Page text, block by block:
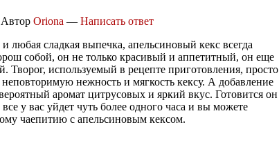
Автор Oriona — Написать ответ
любая сладкая выпечка, апельсиновый кекс всегда
собой, он не только красивый и аппетитный, он еще
Творог, используемый в рецепте приготовления, просто
неповторимую нежность и мягкость кексу. А добавление
аромат цитрусовых и яркий вкус. Готовится он
у вас уйдет чуть более одного часа и вы можете
чаепитию с апельсиновым кексом.